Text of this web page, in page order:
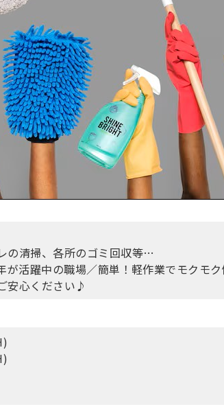
の清掃、各所のゴミ回収等…
が活躍中の職場／簡単！軽作業でモクモク
安心ください♪